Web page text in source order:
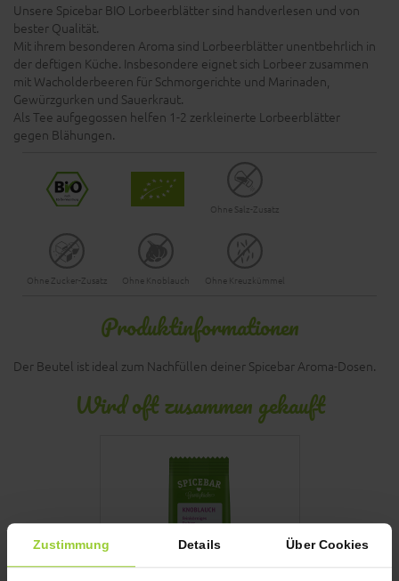
Zustimmung Details Über Cookies
Unsere Spicebar BIO Lorbeerblätter sind handverlesen und von
bester Qualität.
Mit ihrem besonderen Aroma sind Lorbeerblätter unentbehrlich in
der deftigen Küche. Insbesondere eignet sich Lorbeer zusammen
mit Wacholderbeeren für Schmorgerichte und Marinaden,
Gewürzgurken und Sauerkraut.
Als Tee aufgegossen helfen 1-2 zerkleinerte Lorbeerblätter
gegen Blähungen.
Ohne Salz-Zusatz
Ohne Zucker-Zusatz Ohne Knoblauch Ohne Kreuzkümmel
Produktinformationen
Der Beutel ist ideal zum Nachfüllen deiner Spicebar Aroma-Dosen.
Wird oft zusammen gekauft